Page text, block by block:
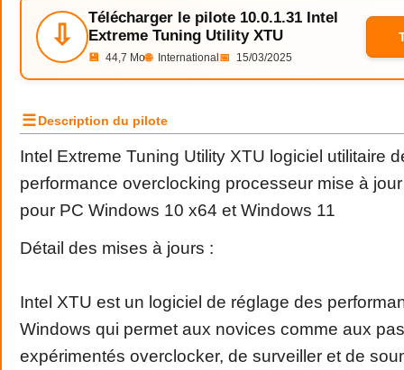
⇩
Télécharger le pilote 10.0.1.31 Intel
Extreme Tuning Utility XTU
💾 44,7 Mo🌐 International 📅 15/03/2025
☰Description du pilote
Intel Extreme Tuning Utility XTU logiciel utilitaire
performance overclocking processeur mise à
pour PC Windows 10 x64 et Windows 11
Détail des mises à jours :
Intel XTU est un logiciel de réglage des
Windows qui permet aux novices comme aux
expérimentés overclocker, de surveiller et de